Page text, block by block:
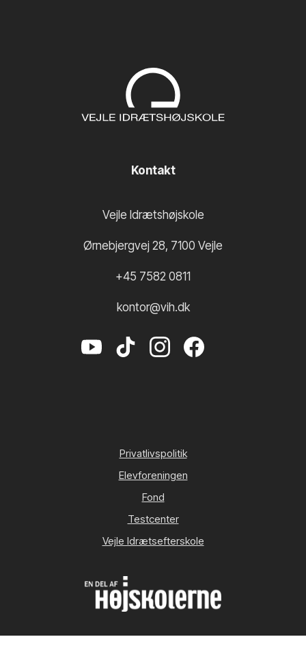
Kontakt
Vejle Idrætshøjskole
Ørnebjergvej 28, 7100 Vejle
+45 7582 0811
kontor@vih.dk
Privatlivspolitik
Elevforeningen
Fond
Testcenter
Vejle Idrætsefterskole